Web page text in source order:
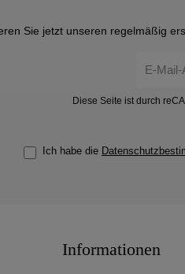
Sie jetzt unseren regelmäßig
Mail-
Diese Seite ist durch
Ich habe die
Informationen